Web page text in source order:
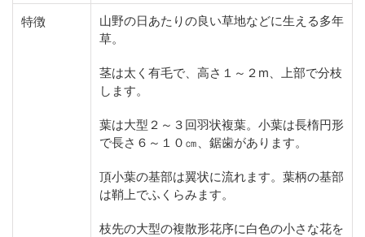
特徴
山野の日あたりの良い草地などに生える多年
草。
茎は太く有毛で、高さ１～２m、上部で分枝
します。
葉は大型２～３回羽状複葉。小葉は長楕円形
で長さ６～１０㎝、鋸歯があります。
頂小葉の基部は翼状に流れます。葉柄の基部
は鞘上でふくらみます。
枝先の大型の複散形花序に白色の小さな花を